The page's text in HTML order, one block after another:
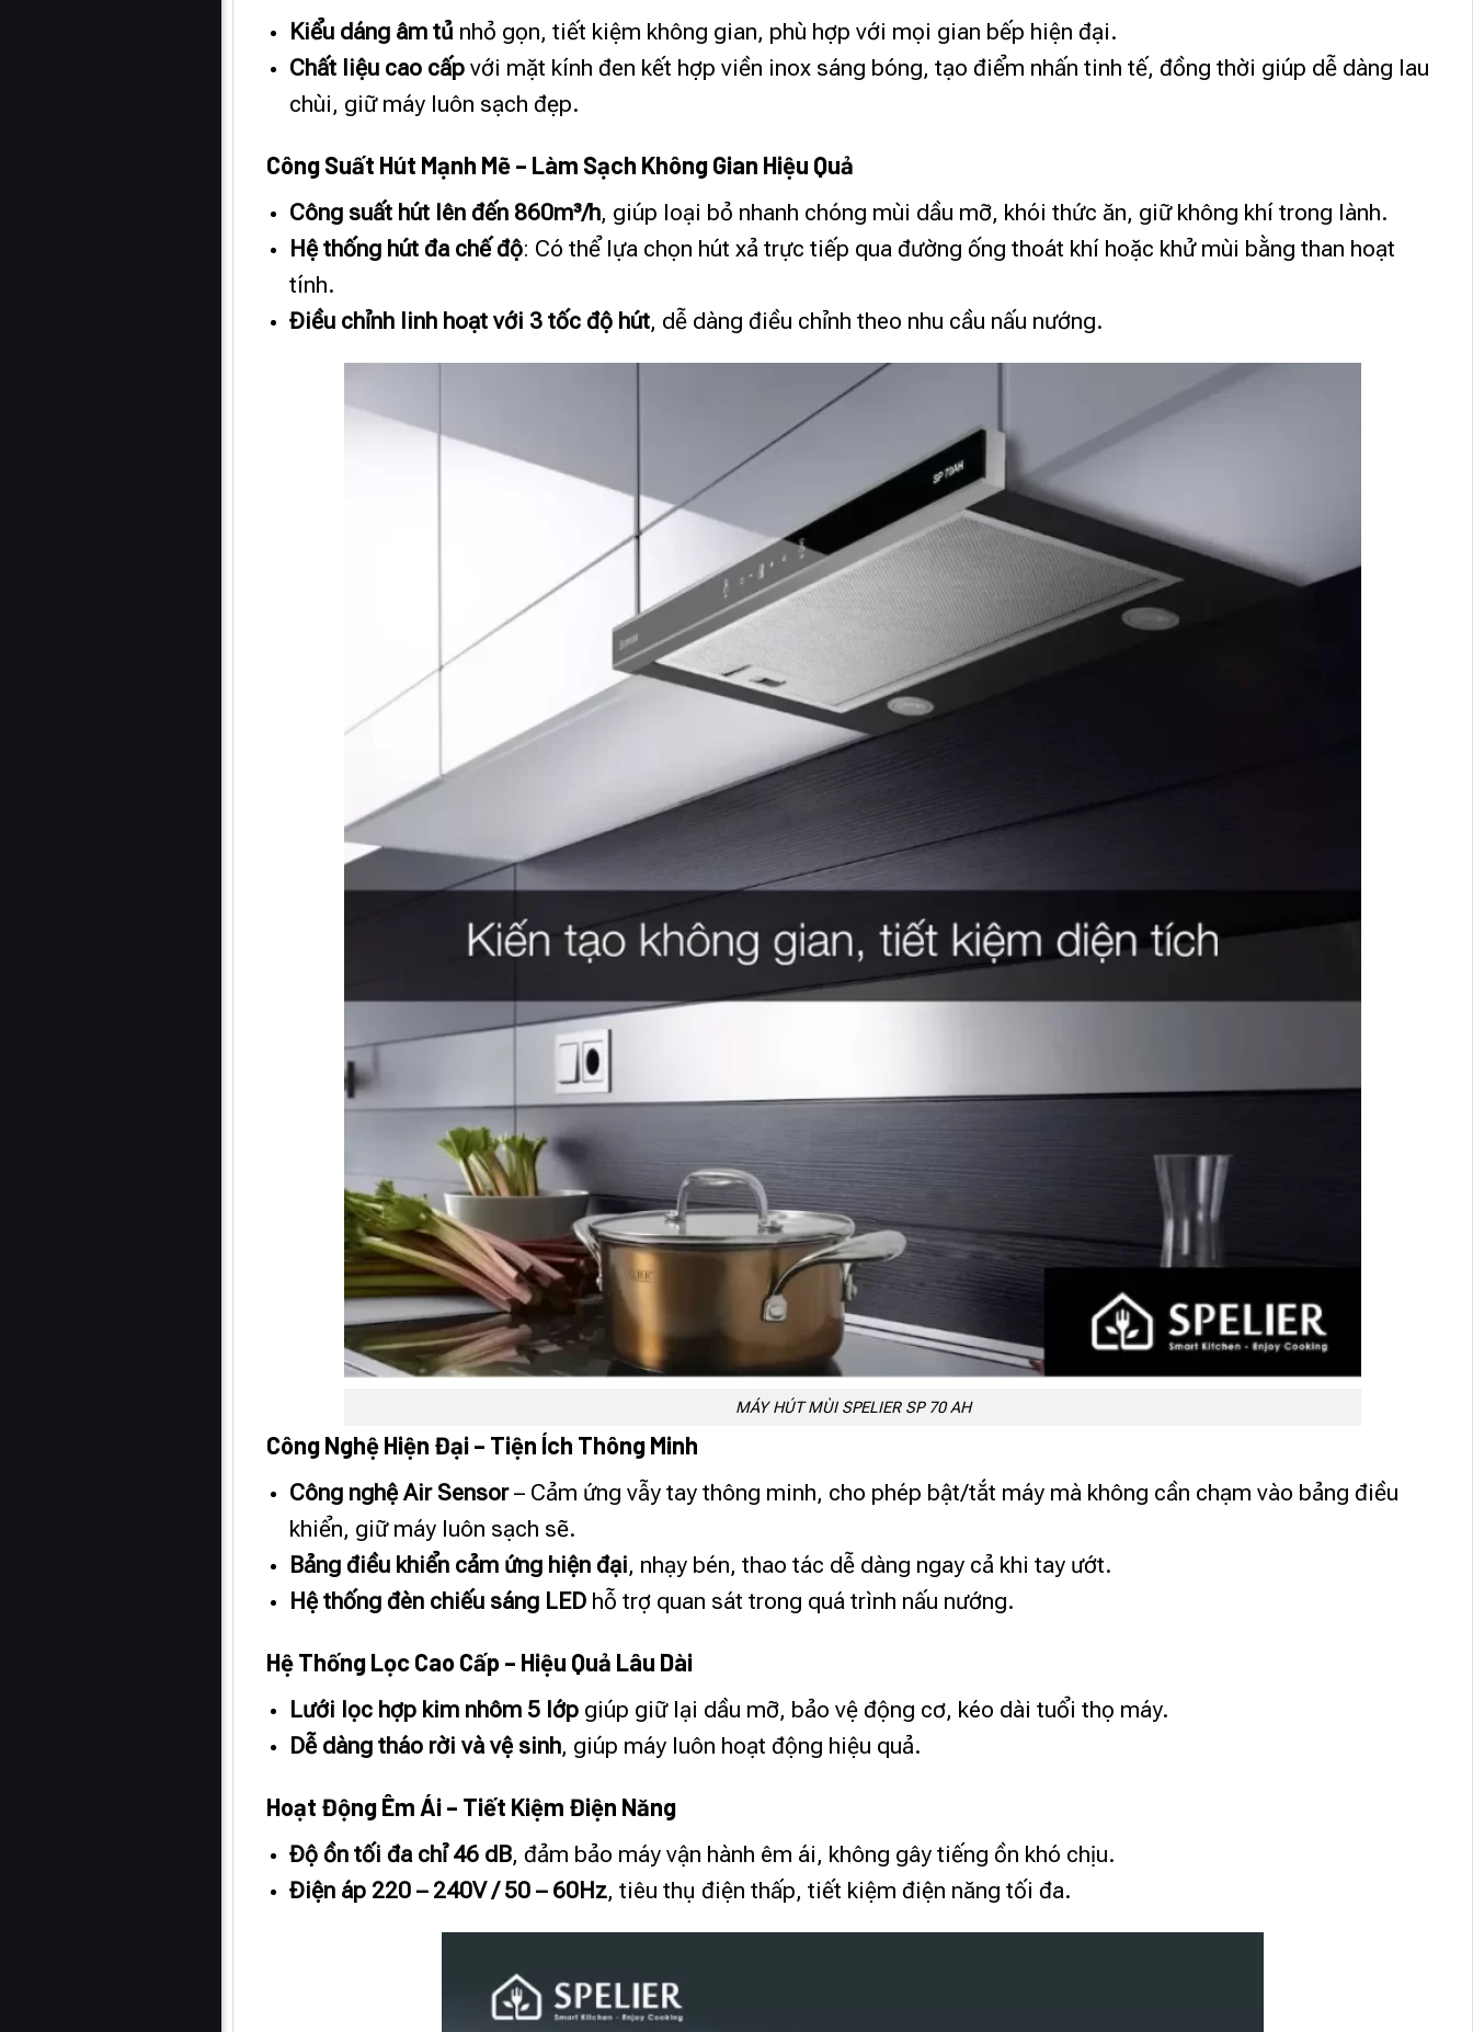
Kiểu dáng âm tủ nhỏ gọn, tiết kiệm không gian, phù hợp với mọi gian bếp hiện đại.
Chất liệu cao cấp với mặt kính đen kết hợp viền inox sáng bóng, tạo điểm nhấn tinh tế, đồng thời giúp dễ dàng lau
chùi, giữ máy luôn sạch đẹp.
Công Suất Hút Mạnh Mẽ – Làm Sạch Không Gian Hiệu Quả
Công suất hút lên đến 860m³/h, giúp loại bỏ nhanh chóng mùi dầu mỡ, khói thức ăn, giữ không khí trong lành.
Hệ thống hút đa chế độ: Có thể lựa chọn hút xả trực tiếp qua đường ống thoát khí hoặc khử mùi bằng than hoạt
tính.
Điều chỉnh linh hoạt với 3 tốc độ hút, dễ dàng điều chỉnh theo nhu cầu nấu nướng.
MÁY HÚT MÙI SPELIER SP 70 AH
Công Nghệ Hiện Đại – Tiện Ích Thông Minh
Công nghệ Air Sensor– Cảm ứng vẫy tay thông minh, cho phép bật/tắt máy mà không cần chạm vào bảng điều
khiển, giữ máy luôn sạch sẽ.
Bảng điều khiển cảm ứng hiện đại, nhạy bén, thao tác dễ dàng ngay cả khi tay ướt.
Hệ thống đèn chiếu sáng LED hỗ trợ quan sát trong quá trình nấu nướng.
Hệ Thống Lọc Cao Cấp – Hiệu Quả Lâu Dài
Lưới lọc hợp kim nhôm 5 lớp giúp giữ lại dầu mỡ, bảo vệ động cơ, kéo dài tuổi thọ máy.
Dễ dàng tháo rời và vệ sinh, giúp máy luôn hoạt động hiệu quả.
Hoạt Động Êm Ái – Tiết Kiệm Điện Năng
Độ ồn tối đa chỉ 46 dB, đảm bảo máy vận hành êm ái, không gây tiếng ồn khó chịu.
Điện áp 220 – 240V / 50 – 60Hz, tiêu thụ điện thấp, tiết kiệm điện năng tối đa.